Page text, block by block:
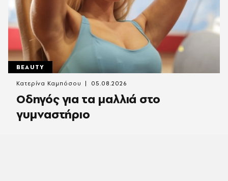
BEAUTY
Οδηγός για τα μαλλιά στο
γυμναστήριο
Κατερίνα Καμπόσου 05.08.2026